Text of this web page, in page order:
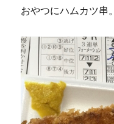
おやつにハムカツ串。